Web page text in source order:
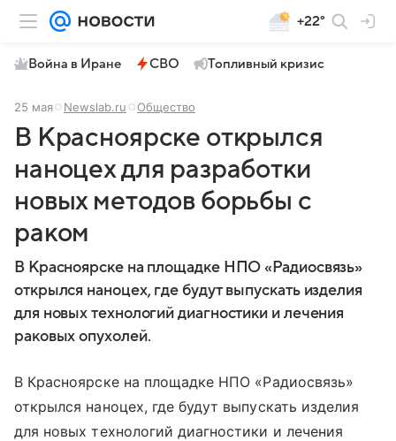
+22°
Война в Иране СВО Топливный кризис
25 мая Newslab.ru Общество
В Красноярске открылся
наноцех для разработки
новых методов борьбы с
раком
В Красноярске на площадке НПО «Радиосвязь»
открылся наноцех, где будут выпускать изделия
для новых технологий диагностики и лечения
раковых опухолей.
В Красноярске на площадке НПО «Радиосвязь»
открылся наноцех, где будут выпускать изделия
для новых технологий диагностики и лечения